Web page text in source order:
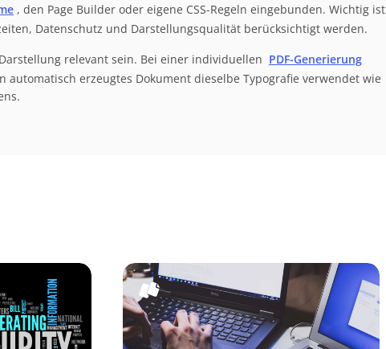
, den Page Builder oder eigene CSS-Regeln eingebunden. Wichtig ist
Datenschutz und Darstellungsqualität berücksichtigt werden.
relevant sein. Bei einer individuellen PDF-Generierung
erzeugtes Dokument dieselbe Typografie verwendet wie